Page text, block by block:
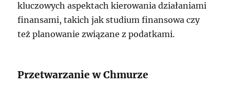
kluczowych aspektach kierowania działaniami
finansami, takich jak studium finansowa czy
też planowanie związane z podatkami.
Przetwarzanie w Chmurze